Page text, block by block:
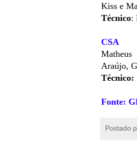
Kiss e
Técnico:
CSA
Araújo,
Técnico:
Fonte:
Postado